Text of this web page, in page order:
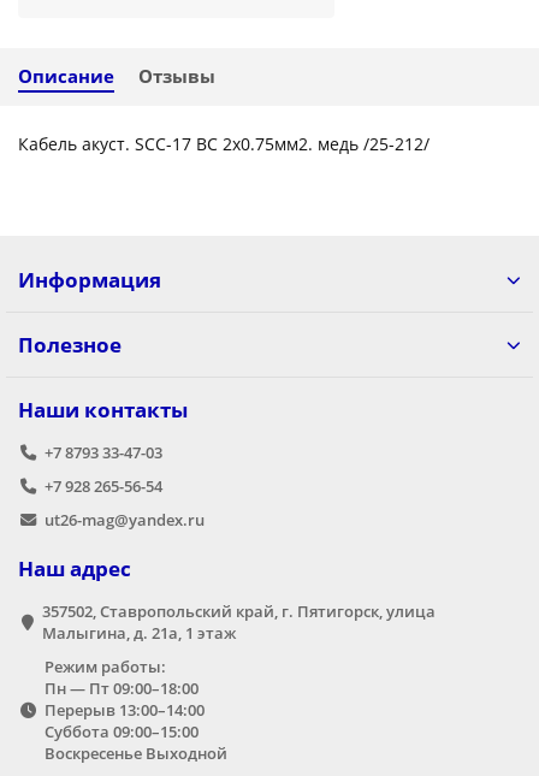
Описание Отзывы
Кабель акуст. SCC-17 ВС 2х0.75мм2. медь /25-212/
Информация
Полезное
Наши контакты
+7 8793 33-47-03
+7 928 265-56-54
ut26-mag@yandex.ru
Наш адрес
357502, Ставропольский край, г. Пятигорск, улица
Малыгина, д. 21а,​ 1 этаж
Режим работы:
Пн — Пт 09:00–18:00
Перерыв 13:00–14:00
Суббота 09:00–15:00
Воскресенье Выходной